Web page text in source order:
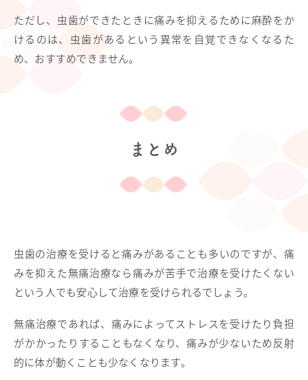
ただし、虫歯ができたときに痛みを抑えるために麻酔をか
けるのは、虫歯があるという異常を自覚できなくなるた
め、おすすめできません。
まとめ
虫歯の治療を受けると痛みがあることも多いのですが、痛
みを抑えた無痛治療なら痛みが苦手で治療を受けたくない
という人でも安心して治療を受けられるでしょう。
無痛治療であれば、痛みによってストレスを受けたり負担
がかかったりすることもなくなり、痛みが少ないため反射
的に体が動くことも少なくなります。